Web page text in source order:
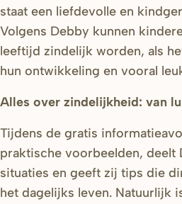
staat een liefdevolle en
Volgens Debby kunnen
leeftijd zindelijk worden, als
hun ontwikkeling en vooral
Alles over zindelijkheid: van
Tijdens de gratis
praktische voorbeelden, deelt
situaties en geeft zij tips die
het dagelijks leven. Natuurlijk